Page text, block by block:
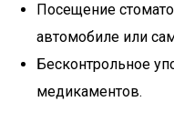
Посещение
автомобиле или
Бесконтрольное
медикаментов.